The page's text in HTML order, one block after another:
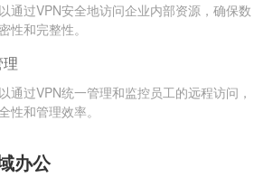
通过VPN安全地访问企业内部资源，确保数
性和完整性。
通过VPN统一管理和监控员工的远程访问，
性和管理效率。
办公